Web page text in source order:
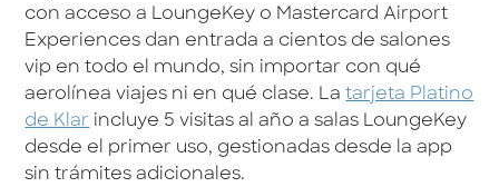
con acceso a LoungeKey o Mastercard Airport
Experiences dan entrada a cientos de salones
vip en todo el mundo, sin importar con qué
aerolínea viajes ni en qué clase. Latarjeta Platino
de Klar incluye 5 visitas al año a salas LoungeKey
desde el primer uso, gestionadas desde la app
sin trámites adicionales.